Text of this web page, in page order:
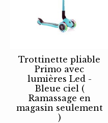
Trottinette pliable
Primo avec
lumières Led -
Bleue ciel (
Ramassage en
magasin seulement
)